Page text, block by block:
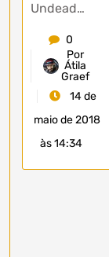
Undead…
0
Por
Átila
Graef
14 de
maio de 2018
às 14:34